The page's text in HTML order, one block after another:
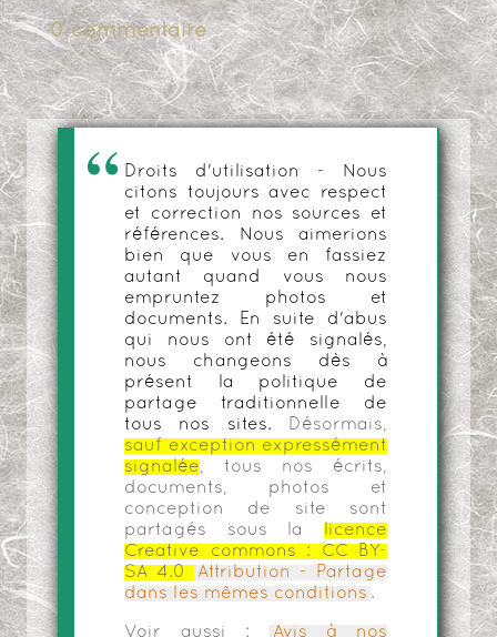
0 commentaire
Droits d'utilisation - Nous
citons toujours avec respect
et correction nos sources et
références. Nous aimerions
bien que vous en fassiez
autant quand vous nous
empruntez photos et
documents. En suite d'abus
qui nous ont été signalés,
nous changeons dès à
présent la politique de
partage traditionnelle de
tous nos sites.
Désormais,
sauf exception expressément
signalée, tous nos écrits,
documents, photos et
conception de site sont
partagés sous la
licence
Creative commons :
CC BY-
SA 4.0
Attribution - Partage
dans les mêmes conditions .
Voir aussi : Avis à nos